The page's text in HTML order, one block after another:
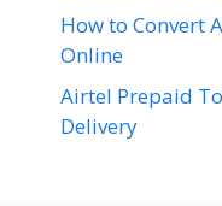
How to Convert
Online
Airtel Prepaid
Delivery